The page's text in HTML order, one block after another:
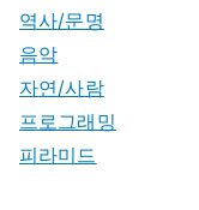
역사/문명
음악
자연/사람
프로그래밍
피라미드